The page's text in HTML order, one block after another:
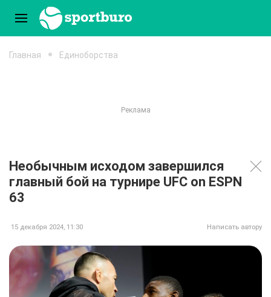
Главная Единоборства
Необычным исходом завершился
главный бой на турнире UFC on ESPN
63
15 декабря 2024, 11:30 Написать автору